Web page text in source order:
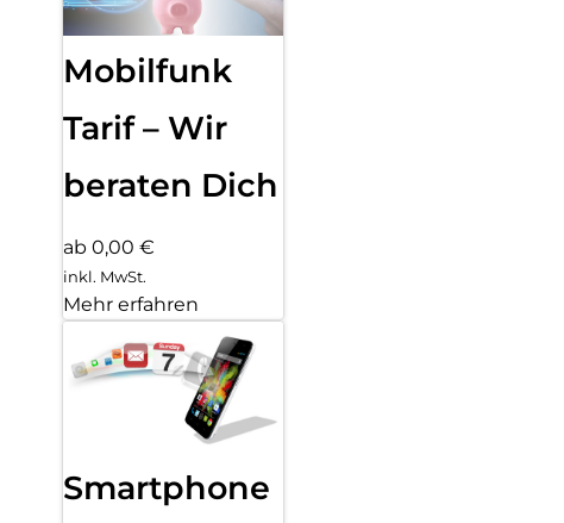
Mobilfunk
Tarif – Wir
beraten Dich
ab 0,00 €
inkl. MwSt.
Mehr erfahren
Smartphone